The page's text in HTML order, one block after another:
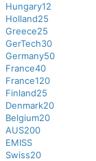
Hungary12
Holland25
Greece25
GerTech30
Germany50
France40
France120
Finland25
Denmark20
Belgium20
AUS200
EMISS
Swiss20